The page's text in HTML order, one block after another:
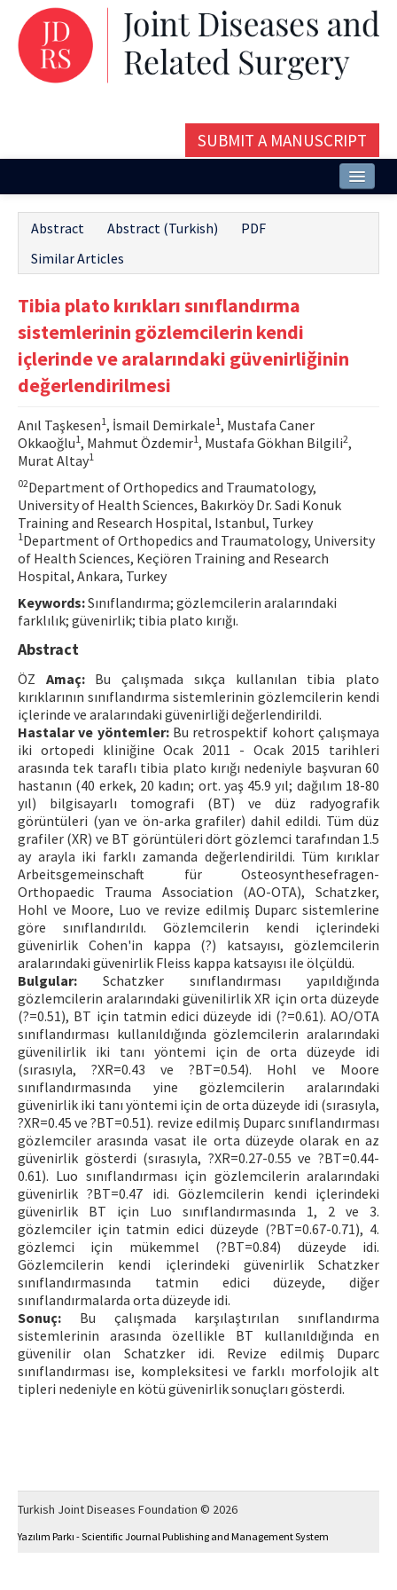
SUBMIT A MANUSCRIPT
Issues and Articles
Editorial Board
Aims and Scope
Contact Us
E-ISSN: 2687-4792
Abstract Abstract (Turkish)
PDF
Similar Articles
Tibia plato kırıkları sınıflandırma
sistemlerinin gözlemcilerin kendi
içlerinde ve aralarındaki güvenirliğinin
değerlendirilmesi
Anıl Taşkesen1, İsmail Demirkale1, Mustafa Caner
Okkaoğlu1, Mahmut Özdemir1, Mustafa Gökhan Bilgili2,
Murat Altay1
02Department of Orthopedics and Traumatology,
University of Health Sciences, Bakırköy Dr. Sadi Konuk
Training and Research Hospital, Istanbul, Turkey
1 Department of Orthopedics and Traumatology, University
of Health Sciences, Keçiören Training and Research
Hospital, Ankara, Turkey
Keywords:Sınıflandırma; gözlemcilerin aralarındaki
farklılık; güvenirlik; tibia plato kırığı.
Abstract
ÖZ Amaç:Bu çalışmada sıkça kullanılan tibia plato
kırıklarının sınıflandırma sistemlerinin gözlemcilerin kendi
içlerinde ve aralarındaki güvenirliği değerlendirildi.
Hastalar ve yöntemler:Bu retrospektif kohort çalışmaya
iki ortopedi kliniğine Ocak 2011 - Ocak 2015 tarihleri
arasında tek taraflı tibia plato kırığı nedeniyle başvuran 60
hastanın (40 erkek, 20 kadın; ort. yaş 45.9 yıl; dağılım 18-80
yıl) bilgisayarlı tomografi (BT) ve düz radyografik
görüntüleri (yan ve ön-arka grafiler) dahil edildi. Tüm düz
grafiler (XR) ve BT görüntüleri dört gözlemci tarafından 1.5
ay arayla iki farklı zamanda değerlendirildi. Tüm kırıklar
Arbeitsgemeinschaft für Osteosynthesefragen-
Orthopaedic Trauma Association (AO-OTA), Schatzker,
Hohl ve Moore, Luo ve revize edilmiş Duparc sistemlerine
göre sınıflandırıldı. Gözlemcilerin kendi içlerindeki
güvenirlik Cohen'in kappa (?) katsayısı, gözlemcilerin
aralarındaki güvenirlik Fleiss kappa katsayısı ile ölçüldü.
Bulgular: Schatzker sınıflandırması yapıldığında
gözlemcilerin aralarındaki güvenilirlik XR için orta düzeyde
(?=0.51), BT için tatmin edici düzeyde idi (?=0.61). AO/OTA
sınıflandırması kullanıldığında gözlemcilerin aralarındaki
güvenilirlik iki tanı yöntemi için de orta düzeyde idi
(sırasıyla, ?XR=0.43 ve ?BT=0.54). Hohl ve Moore
sınıflandırmasında yine gözlemcilerin aralarındaki
güvenirlik iki tanı yöntemi için de orta düzeyde idi (sırasıyla,
?XR=0.45 ve ?BT=0.51). revize edilmiş Duparc sınıflandırması
gözlemciler arasında vasat ile orta düzeyde olarak en az
güvenirlik gösterdi (sırasıyla, ?XR=0.27-0.55 ve ?BT=0.44-
0.61). Luo sınıflandırması için gözlemcilerin aralarındaki
güvenirlik ?BT=0.47 idi. Gözlemcilerin kendi içlerindeki
güvenirlik BT için Luo sınıflandırmasında 1, 2 ve 3.
gözlemciler için tatmin edici düzeyde (?BT=0.67-0.71), 4.
gözlemci için mükemmel (?BT=0.84) düzeyde idi.
Gözlemcilerin kendi içlerindeki güvenirlik Schatzker
sınıflandırmasında tatmin edici düzeyde, diğer
sınıflandırmalarda orta düzeyde idi.
Sonuç: Bu çalışmada karşılaştırılan sınıflandırma
sistemlerinin arasında özellikle BT kullanıldığında en
güvenilir olan Schatzker idi. Revize edilmiş Duparc
sınıflandırması ise, kompleksitesi ve farklı morfolojik alt
tipleri nedeniyle en kötü güvenirlik sonuçları gösterdi.
Turkish Joint Diseases Foundation © 2026
Yazılım Parkı - Scientific Journal Publishing and Management System